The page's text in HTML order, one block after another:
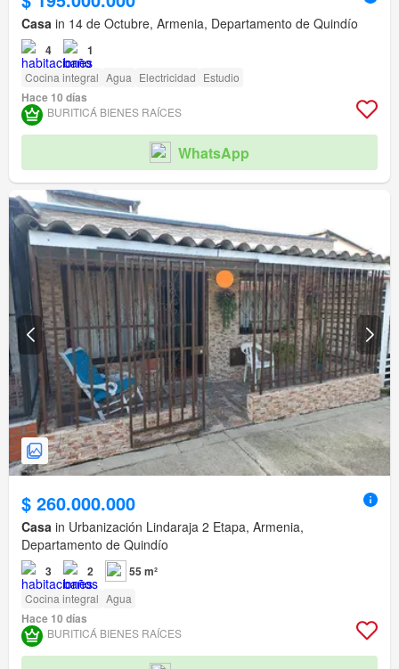
Casa in 14 de Octubre, Armenia, Departamento de Quindío
4 1
Cocina integral Agua Electricidad Estudio
Hace 10 días
BURITICÁ BIENES RAÍCES
WhatsApp
$ 260.000.000
Casa in Urbanización Lindaraja 2 Etapa, Armenia,
Departamento de Quindío
3 2 55 m²
Cocina integral Agua
Hace 10 días
BURITICÁ BIENES RAÍCES